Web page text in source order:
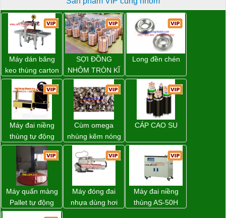
Máy dán băng
keo thùng carton
WP-5050RL
chính hãng
SỢI ĐỒNG
NHÔM TRÒN KĨ
THUẬT ĐIỆN
Long đền chén
Máy đai niềng
thùng tự động
DBA-80A Đài
Loan giá rẻ
Cùm omega
nhúng kẽm nóng
CÁP CAO SU
Máy quấn màng
Pallet tự động
WP-55 xuất xứ
Máy đóng đai
nhựa dùng hơi
Máy đai niềng
thùng AS-50H